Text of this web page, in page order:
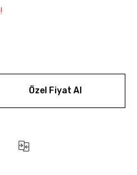
Özel Fiyat Al